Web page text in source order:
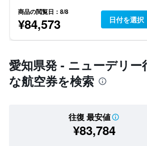
商品の閲覧日：8/8
¥84,573 日付を選択
愛知県発 - ニューデリー
な航空券を検索
往復 最安値
¥83,784